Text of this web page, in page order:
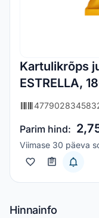
Kartulikrõps
ESTRELLA,
Parim hind:
Viimase 30 päeva
Hinnainfo